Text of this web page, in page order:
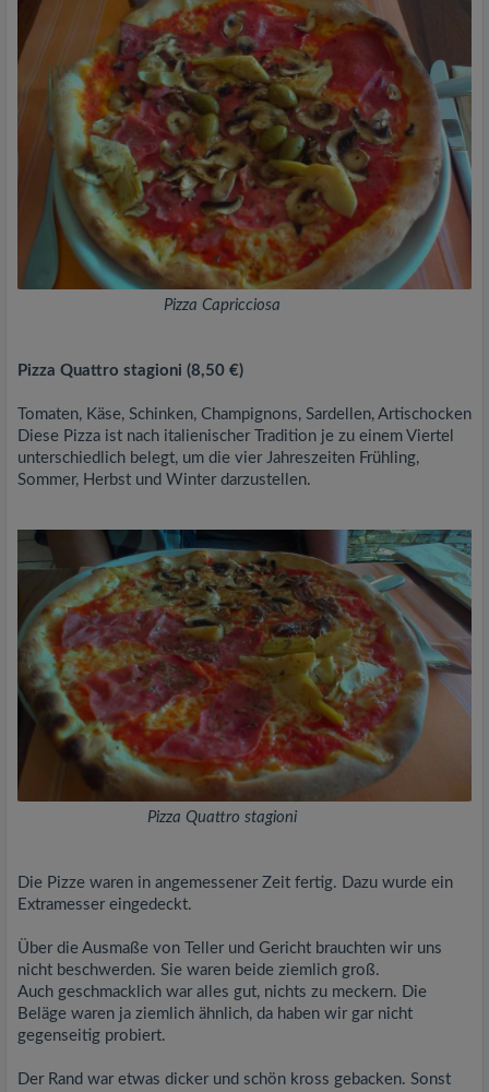
Pizza Capricciosa
Pizza Quattro stagioni (8,50 €)
Tomaten, Käse, Schinken, Champignons, Sardellen, Artischocken
Diese Pizza ist nach italienischer Tradition je zu einem Viertel
unterschiedlich belegt, um die vier Jahreszeiten Frühling,
Sommer, Herbst und Winter darzustellen.
Pizza Quattro stagioni
Die Pizze waren in angemessener Zeit fertig. Dazu wurde ein
Extramesser eingedeckt.
Über die Ausmaße von Teller und Gericht brauchten wir uns
nicht beschwerden. Sie waren beide ziemlich groß.
Auch geschmacklich war alles gut, nichts zu meckern. Die
Beläge waren ja ziemlich ähnlich, da haben wir gar nicht
gegenseitig probiert.
Der Rand war etwas dicker und schön kross gebacken. Sonst